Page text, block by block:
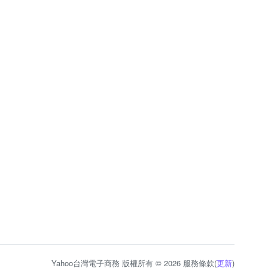
Yahoo台灣電子商務 版權所有 © 2026 服務條款(更新)